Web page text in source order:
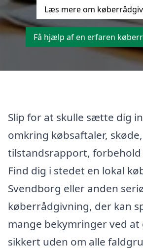
Læs mere om
Få hjælp af en erfaren
Slip for at skulle sætte dig
omkring købsaftaler, skøde,
tilstandsrapport,
Find dig i stedet en lokal
Svendborg eller anden
køberrådgivning, der kan
mange bekymringer ved at
sikkert uden om alle